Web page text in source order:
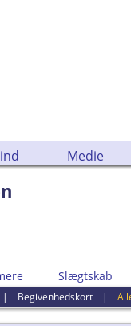
Medie
Slægtskab
| Begivenhedskort |